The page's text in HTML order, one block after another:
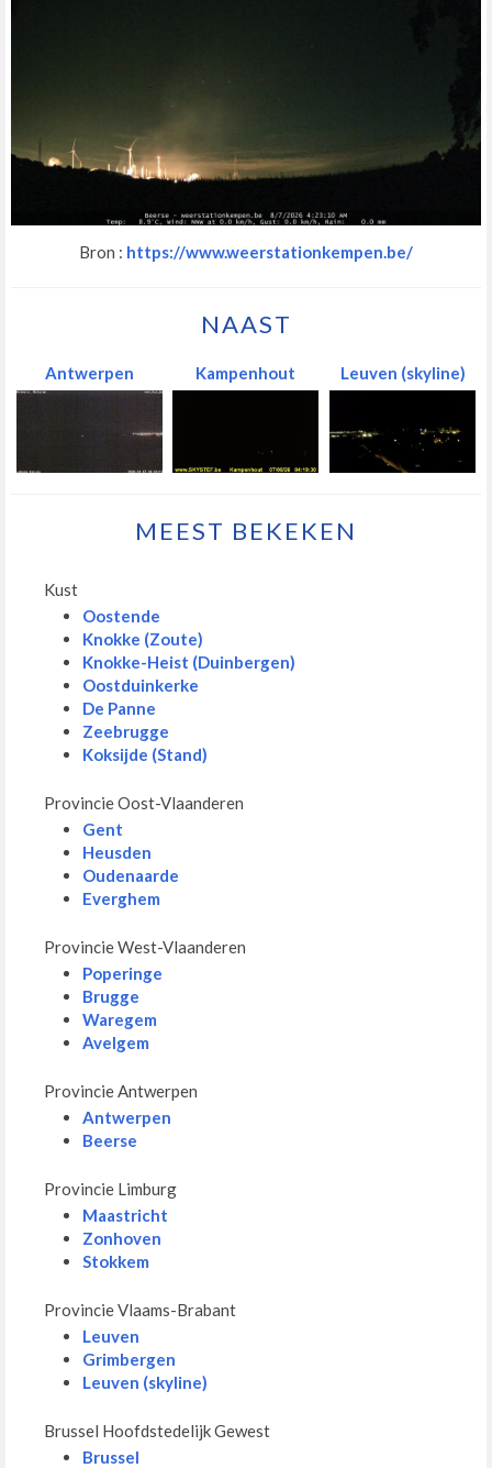
Bron : https://www.weerstationkempen.be/
NAAST
Antwerpen Kampenhout Leuven (skyline)
MEEST BEKEKEN
Kust
Oostende
Knokke (Zoute)
Knokke-Heist (Duinbergen)
Oostduinkerke
De Panne
Zeebrugge
Koksijde (Stand)
Provincie Oost-Vlaanderen
Gent
Heusden
Oudenaarde
Everghem
Provincie West-Vlaanderen
Poperinge
Brugge
Waregem
Avelgem
Provincie Antwerpen
Antwerpen
Beerse
Provincie Limburg
Maastricht
Zonhoven
Stokkem
Provincie Vlaams-Brabant
Leuven
Grimbergen
Leuven (skyline)
Brussel Hoofdstedelijk Gewest
Brussel